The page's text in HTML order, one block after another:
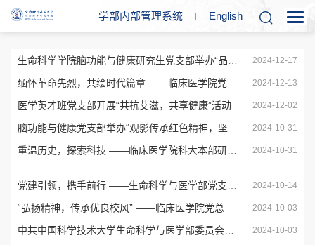
学部内部管理系统 English
2024-12-17
2024-12-13
医学英才班党支部开展“共抗艾滋，共享健康”活动 2024-12-02
2024-10-31
2024-10-31
2024-10-14
2024-10-03
2024-10-03